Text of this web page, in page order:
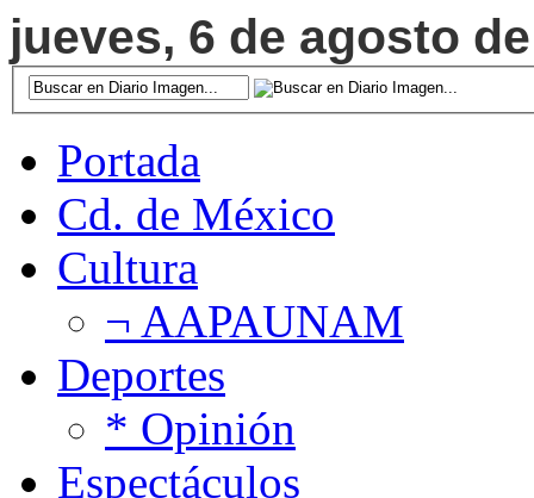
jueves, 6 de agosto
Portada
Cd. de México
Cultura
¬ AAPAUNAM
Deportes
* Opinión
Espectáculos